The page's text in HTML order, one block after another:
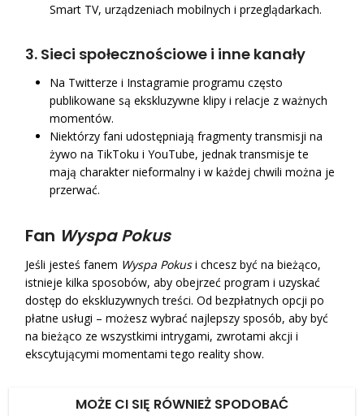
Smart TV, urządzeniach mobilnych i przeglądarkach.
3. Sieci społecznościowe i inne kanały
Na Twitterze i Instagramie programu często
publikowane są ekskluzywne klipy i relacje z ważnych
momentów.
Niektórzy fani udostępniają fragmenty transmisji na
żywo na TikToku i YouTube, jednak transmisje te
mają charakter nieformalny i w każdej chwili można je
przerwać.
Fan Wyspa Pokus
Jeśli jesteś fanem Wyspa Pokusi chcesz być na bieżąco,
istnieje kilka sposobów, aby obejrzeć program i uzyskać
dostęp do ekskluzywnych treści. Od bezpłatnych opcji po
płatne usługi – możesz wybrać najlepszy sposób, aby być
na bieżąco ze wszystkimi intrygami, zwrotami akcji i
ekscytującymi momentami tego reality show.
MOŻE CI SIĘ RÓWNIEŻ SPODOBAĆ